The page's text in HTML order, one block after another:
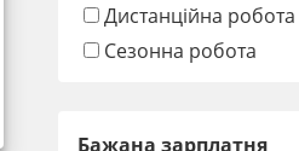
Дистанційна робота
Сезонна робота
Бажана зарплатня